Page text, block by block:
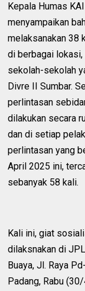
Kepala Humas
menyampaikan
melaksanakan 38
di berbagai
sekolah-sekolah
Divre II Sumbar.
perlintasan
dilakukan secara
dan di setiap
perlintasan yang
April 2025 ini,
sebanyak 58 kali.
Kali ini, giat
dilaksnakan di
Buaya, Jl. Raya
Padang, Rabu